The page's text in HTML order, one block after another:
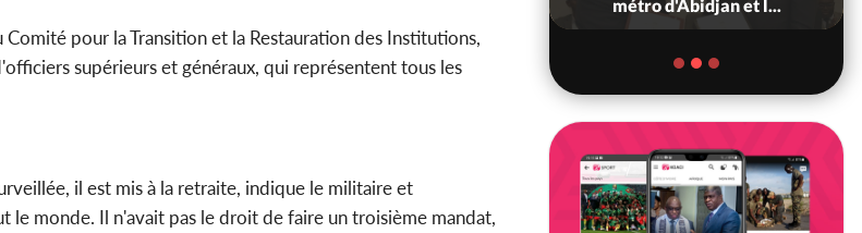
pour la Transition et la Restauration des Institutions,
supérieurs et généraux, qui représentent tous les
il est mis à la retraite, indique le militaire et
le monde. Il n'avait pas le droit de faire un troisième mandat,
métro d'Abidjan et l...